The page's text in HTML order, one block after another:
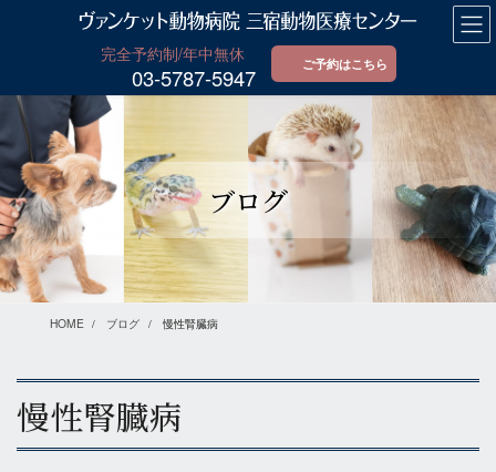
に
移
動
ョ
ン
に
移
動
03-5787-5947
ご予約はこちら
ブログ
HOME ブログ 慢性腎臓病
慢性腎臓病